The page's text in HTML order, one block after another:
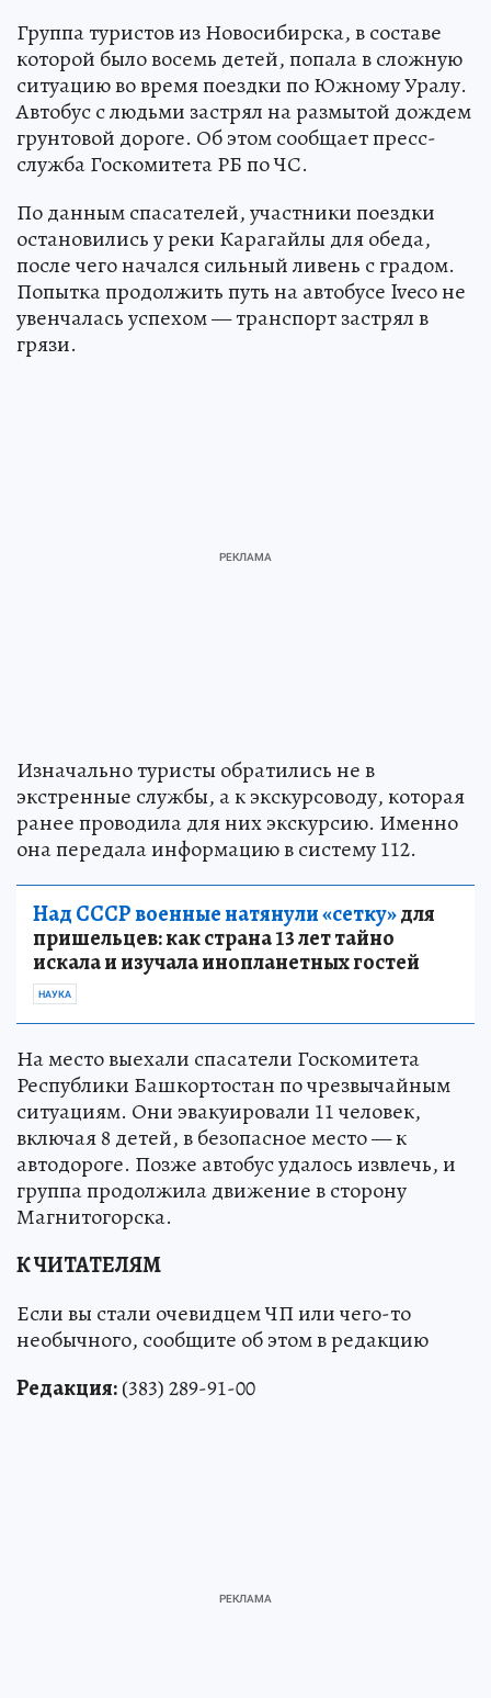
Группа туристов из Новосибирска, в составе
которой было восемь детей, попала в сложную
ситуацию во время поездки по Южному Уралу.
Автобус с людьми застрял на размытой дождем
грунтовой дороге. Об этом сообщает пресс-
служба Госкомитета РБ по ЧС.
По данным спасателей, участники поездки
остановились у реки Карагайлы для обеда,
после чего начался сильный ливень с градом.
Попытка продолжить путь на автобусе Iveco не
увенчалась успехом — транспорт застрял в
грязи.
Изначально туристы обратились не в
экстренные службы, а к экскурсоводу, которая
ранее проводила для них экскурсию. Именно
она передала информацию в систему 112.
Над СССР военные натянули «сетку»для
пришельцев: как страна 13 лет тайно
искала и изучала инопланетных гостей
НАУКА
На место выехали спасатели Госкомитета
Республики Башкортостан по чрезвычайным
ситуациям. Они эвакуировали 11 человек,
включая 8 детей, в безопасное место — к
автодороге. Позже автобус удалось извлечь, и
группа продолжила движение в сторону
Магнитогорска.
К ЧИТАТЕЛЯМ
Если вы стали очевидцем ЧП или чего-то
необычного, сообщите об этом в редакцию
Редакция:(383) 289-91-00